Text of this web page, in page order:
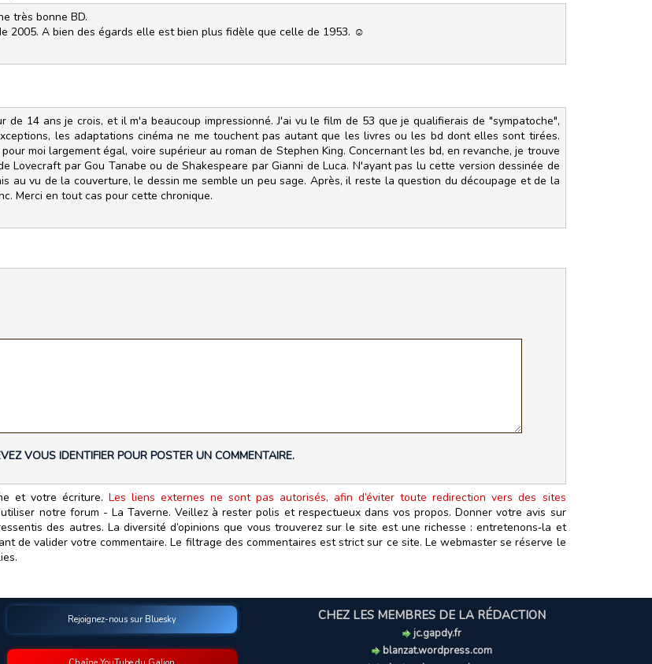
très bonne BD.
2005. A bien des égards elle est bien plus fidèle que celle de 1953. ☺
de 14 ans je crois, et il m'a beaucoup impressionné. J'ai vu le film de 53 que je qualifierais de "sympatoche",
les adaptations cinéma ne me touchent pas autant que les livres ou les bd dont elles sont tirées.
moi largement égal, voire supérieur au roman de Stephen King. Concernant les bd, en revanche, je trouve
Lovecraft par Gou Tanabe ou de Shakespeare par Gianni de Luca. N'ayant pas lu cette version dessinée de
au vu de la couverture, le dessin me semble un peu sage. Après, il reste la question du découpage et de la
Merci en tout cas pour cette chronique.
VOUS IDENTIFIER POUR POSTER UN COMMENTAIRE.
et votre écriture.Les liens externes ne sont pas autorisés, afin d’éviter toute redirection vers des sites
notre forum - La Taverne. Veillez à rester polis et respectueux dans vos propos. Donner votre avis sur
des autres. La diversité d’opinions que vous trouverez sur le site est une richesse : entretenons‑la et
de valider votre commentaire. Le filtrage des commentaires est strict sur ce site. Le webmaster se réserve le
Rejoignez-nous sur Bluesky CHEZ LES MEMBRES DE LA RÉDACTION
jc.gapdy.fr
blanzat.wordpress.com